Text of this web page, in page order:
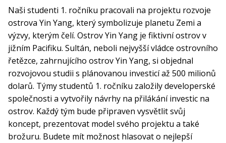
Naši studenti 1. ročníku pracovali na projektu rozvoje
ostrova Yin Yang, který symbolizuje planetu Zemi a
výzvy, kterým čelí. Ostrov Yin Yang je fiktivní ostrov v
jižním Pacifiku. Sultán, neboli nejvyšší vládce ostrovního
řetězce, zahrnujícího ostrov Yin Yang, si objednal
rozvojovou studii s plánovanou investicí až 500 milionů
dolarů. Týmy studentů 1. ročníku založily developerské
společnosti a vytvořily návrhy na přilákání investic na
ostrov. Každý tým bude připraven vysvětlit svůj
koncept, prezentovat model svého projektu a také
brožuru. Budete mít možnost hlasovat o nejlepší